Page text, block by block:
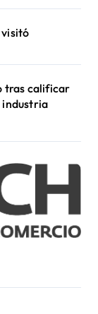
visitó
tras calificar
industria